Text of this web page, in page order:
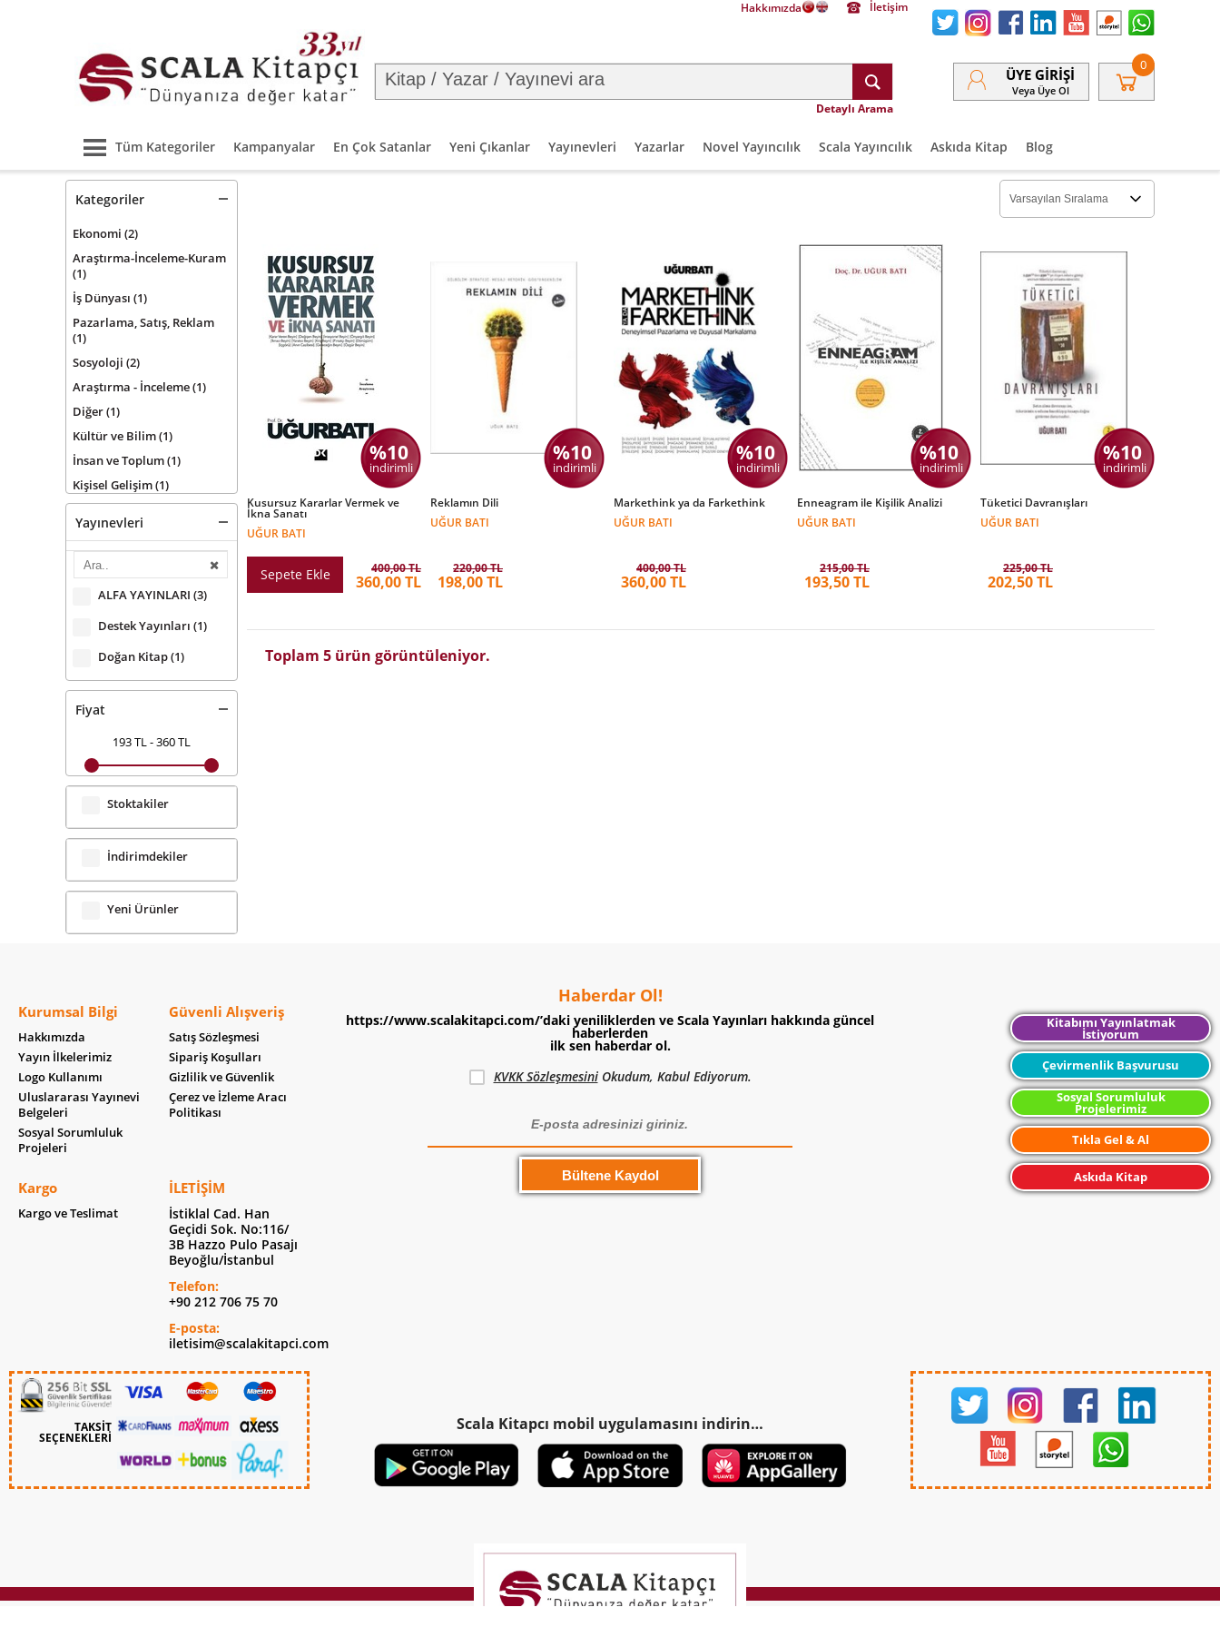
Hakkımızda İletişim
Detaylı Arama
ÜYE GIRIŞI
Veya Üye Ol
0
Tüm Kategoriler Kampanyalar En Çok Satanlar Yeni Çıkanlar Yayınevleri Yazarlar Novel Yayıncılık Scala Yayıncılık Askıda Kitap Blog
Kategoriler
Ekonomi (2)
Araştırma-İnceleme-Kuram
(1)
İş Dünyası (1)
Pazarlama, Satış, Reklam
(1)
Sosyoloji (2)
Araştırma - İnceleme(1)
Diğer(1)
Kültür ve Bilim(1)
İnsan ve Toplum(1)
Kişisel Gelişim(1)
Yayınevleri
ALFA YAYINLARI (3)
Destek Yayınları (1)
Doğan Kitap(1)
Fiyat
193 TL-360 TL
Stoktakiler
İndirimdekiler
Yeni Ürünler
%10
indirimli
Kusursuz Kararlar Vermek ve
İkna Sanatı
UĞUR BATI
Sepete Ekle 400,00 TL
360,00 TL
%10
indirimli
Reklamın Dili
UĞUR BATI
220,00 TL
198,00 TL
%10
indirimli
Markethink ya da Farkethink
UĞUR BATI
400,00 TL
360,00 TL
%10
indirimli
Enneagram ile Kişilik Analizi
UĞUR BATI
215,00 TL
193,50 TL
%10
indirimli
Tüketici Davranışları
UĞUR BATI
225,00 TL
202,50 TL
Toplam 5 ürün görüntüleniyor.
Kurumsal Bilgi
Hakkımızda
Yayın İlkelerimiz
Logo Kullanımı
Uluslararası Yayınevi
Belgeleri
Sosyal Sorumluluk
Projeleri
Güvenli Alışveriş
Satış Sözleşmesi
Sipariş Koşulları
Gizlilik ve Güvenlik
Çerez ve İzleme Aracı
Politikası
Kargo
Kargo ve Teslimat
İLETIŞIM
İstiklal Cad. Han
Geçidi Sok. No:116/
3B Hazzo Pulo Pasajı
Beyoğlu/İstanbul
Telefon:
+90 212 706 75 70
E-posta:
iletisim@scalakitapci.com
TAKSİT
SEÇENEKLERİ
Haberdar Ol!
https://www.scalakitapci.com/’daki yeniliklerden ve Scala Yayınları hakkında güncel
haberlerden
ilk sen haberdar ol.
KVKK SözleşmesiniOkudum, Kabul Ediyorum.
Scala Kitapcı mobil uygulamasını indirin…
Kitabımı Yayınlatmak
İstiyorum
Çevirmenlik Başvurusu
Sosyal Sorumluluk
Projelerimiz
Tıkla Gel & Al
Askıda Kitap